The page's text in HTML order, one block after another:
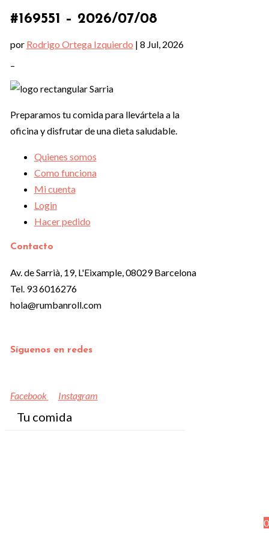
#169551 – 2026/07/08
por Rodrigo Ortega Izquierdo | 8 Jul, 2026
–
Preparamos tu comida para llevártela a la
oficina y disfrutar de una dieta saludable.
Quienes somos
Como funciona
Mi cuenta
Login
Hacer pedido
Contacto
Av. de Sarrià, 19, L'Eixample, 08029 Barcelona
Tel. 93 6016276
hola@rumbanroll.com
Síguenos en redes
Facebook Instagram
0
Tu comida